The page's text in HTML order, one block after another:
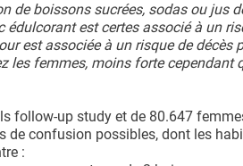
de boissons sucrées, sodas ou jus
est certes associé à un
est associée à un risque de décès
les femmes, moins forte cependant
follow-up study et de 80.647
de confusion possibles, dont les
: